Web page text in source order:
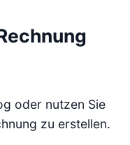
oder nutzen Sie
zu erstellen.